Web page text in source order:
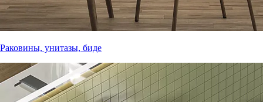
Раковины, унитазы, биде